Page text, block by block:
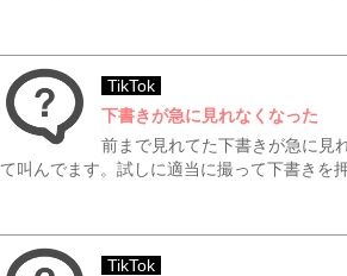
TikTok
下書きが急に見れなくなった
前まで見れてた下書きが急に見
て叫んでます。試しに適当に撮って下書きを
TikTok